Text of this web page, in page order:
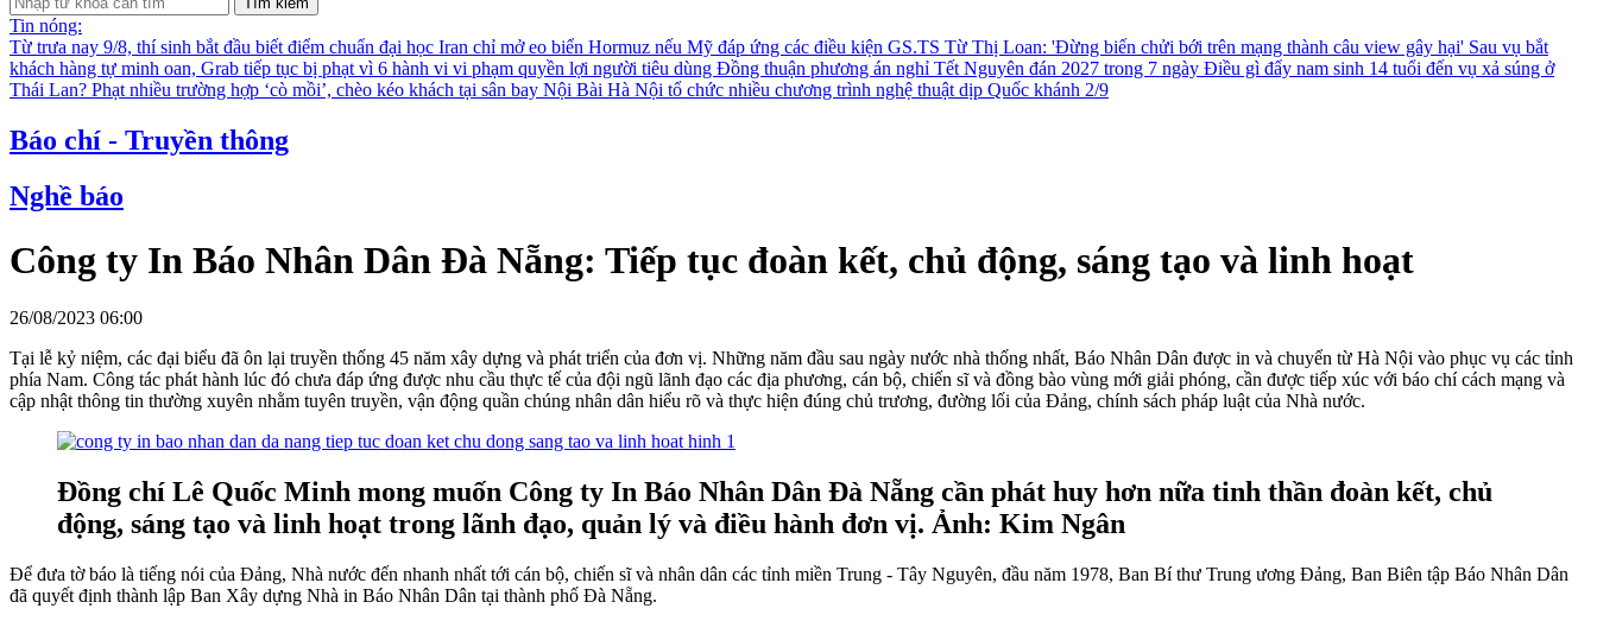
Tin nóng:
Từ trưa nay 9/8, thí sinh bắt đầu biết điểm chuẩn đại học Iran chỉ mở eo biển Hormuz nếu Mỹ đáp ứng các điều kiện GS.TS Từ Thị Loan: 'Đừng biến chửi bới trên mạng thành câu view gây hại' Sau vụ bắt
khách hàng tự minh oan, Grab tiếp tục bị phạt vì 6 hành vi vi phạm quyền lợi người tiêu dùng Đồng thuận phương án nghỉ Tết Nguyên đán 2027 trong 7 ngày Điều gì đẩy nam sinh 14 tuổi đến vụ xả súng ở
Thái Lan? Phạt nhiều trường hợp ‘cò mồi’, chèo kéo khách tại sân bay Nội Bài Hà Nội tổ chức nhiều chương trình nghệ thuật dịp Quốc khánh 2/9
Báo chí - Truyền thông
Nghề báo
Công ty In Báo Nhân Dân Đà Nẵng: Tiếp tục đoàn kết, chủ động, sáng tạo và linh hoạt
26/08/2023 06:00
Tại lễ kỷ niệm, các đại biểu đã ôn lại truyền thống 45 năm xây dựng và phát triển của đơn vị. Những năm đầu sau ngày nước nhà thống nhất, Báo Nhân Dân được in và chuyển từ Hà Nội vào phục vụ các tỉnh
phía Nam. Công tác phát hành lúc đó chưa đáp ứng được nhu cầu thực tế của đội ngũ lãnh đạo các địa phương, cán bộ, chiến sĩ và đồng bào vùng mới giải phóng, cần được tiếp xúc với báo chí cách mạng và
cập nhật thông tin thường xuyên nhằm tuyên truyền, vận động quần chúng nhân dân hiểu rõ và thực hiện đúng chủ trương, đường lối của Đảng, chính sách pháp luật của Nhà nước.
Đồng chí Lê Quốc Minh mong muốn Công ty In Báo Nhân Dân Đà Nẵng cần phát huy hơn nữa tinh thần đoàn kết, chủ
động, sáng tạo và linh hoạt trong lãnh đạo, quản lý và điều hành đơn vị. Ảnh: Kim Ngân
Để đưa tờ báo là tiếng nói của Đảng, Nhà nước đến nhanh nhất tới cán bộ, chiến sĩ và nhân dân các tỉnh miền Trung - Tây Nguyên, đầu năm 1978, Ban Bí thư Trung ương Đảng, Ban Biên tập Báo Nhân Dân
đã quyết định thành lập Ban Xây dựng Nhà in Báo Nhân Dân tại thành phố Đà Nẵng.